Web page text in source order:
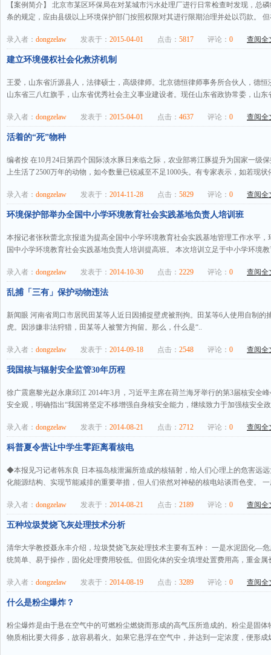
【案例简介】 北京市某区环保局在对某城市污水处理厂进行日常检查时发现，总
条的规定，应由县级以上环境保护部门按照权限对其进行限期治理并处以罚款。 但
录入者： dongzelaw 发表于： 2015-04-01 点击： 5817 评论： 0 查阅全
建立环境侵权社会化救济机制
王爱，山东省沂源县人，法律硕士，高级律师。北京德恒律师事务所合伙人，德
山东省三八红旗手，山东省优秀社会主义事业建设者。现任山东省政协常委，山东
录入者： dongzelaw 发表于： 2015-04-01 点击： 4637 评论： 0 查阅全
活着的“死”物种
编者按 在10月24日第四个国际淡水豚日来临之际，农业部将江豚提升为国家一级
上生活了2500万年的动物，如今数量已锐减至不足1000头。有专家表示，如若现状
录入者： dongzelaw 发表于： 2014-11-28 点击： 5829 评论： 0 查阅全
环境保护部举办全国中小学环境教育社会实践基地负责人培训班
本报记者张秋蕾北京报道为提高全国中小学环境教育社会实践基地管理工作水平
国中小学环境教育社会实践基地负责人培训提高班。 本次培训立足于中小学环境
录入者： dongzelaw 发表于： 2014-10-30 点击： 2229 评论： 0 查阅全
乱捕「三有」保护动物违法
新闻眼 河南省周口市居民田某等人近日因捕捉壁虎被刑拘。田某等6人使用自制
虎。因涉嫌非法狩猎，田某等人被警方拘留。那么，什么是“..
录入者： dongzelaw 发表于： 2014-09-18 点击： 2548 评论： 0 查阅全
我国核与辐射安全监管30年历程
徐广震扈黎光赵永康邱江 2014年3月，习近平主席在荷兰海牙举行的第3届核安全
安全观，明确指出“我国将坚定不移增强自身核安全能力，继续致力于加强核安全
录入者： dongzelaw 发表于： 2014-08-21 点击： 2712 评论： 0 查阅全
科普夏令营让中学生零距离看核电
◆本报见习记者韩东良 日本福岛核泄漏所造成的核辐射，给人们心理上的危害远
化能源结构、实现节能减排的重要举措，但人们依然对神秘的核电站谈而色变。 一
录入者： dongzelaw 发表于： 2014-08-21 点击： 2189 评论： 0 查阅全
五种垃圾焚烧飞灰处理技术分析
清华大学教授聂永丰介绍，垃圾焚烧飞灰处理技术主要有五种： 一是水泥固化—
统简单、易于操作，固化处理费用较低。但固化体的安全填埋处置费用高，重金属
录入者： dongzelaw 发表于： 2014-08-19 点击： 3289 评论： 0 查阅全
什么是粉尘爆炸？
粉尘爆炸是由于悬在空气中的可燃粉尘燃烧而形成的高气压所造成的。粉尘是固
物质相比要大得多，故容易着火。如果它悬浮在空气中，并达到一定浓度，便形成